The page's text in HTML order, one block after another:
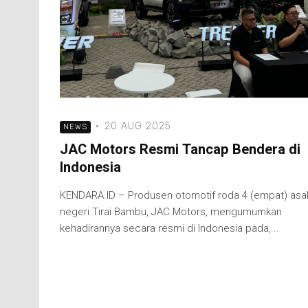
NEWS · 20 AUG 2025
JAC Motors Resmi Tancap Bendera di
Indonesia
KENDARA.ID – Produsen otomotif roda 4 (empat) asal
negeri Tirai Bambu, JAC Motors, mengumumkan
kehadirannya secara resmi di Indonesia pada,...